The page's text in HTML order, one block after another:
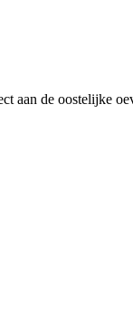
aan de oostelijke